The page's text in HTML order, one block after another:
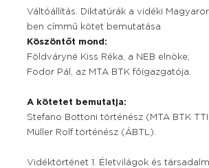
Váltóállítás. Diktatúrák a vidéki
ben címmű kötet bemutatása
Köszöntőt mond:
Földváryné Kiss Réka, a NEB elnöke;
Fodor Pál, az MTA BTK főigazgatója.
A kötetet bemutatja:
Stefano Bottoni történész (MTA BTK TTI;
Müller Rolf történész (ÁBTL).
Vidéktörténet 1. Életvilágok és